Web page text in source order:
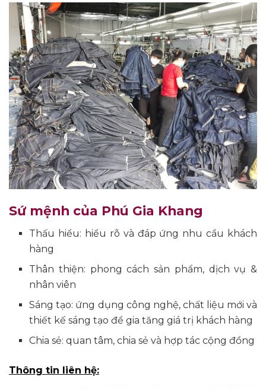
Sứ mệnh của Phú Gia Khang
Thấu hiểu: hiểu rõ và đáp ứng nhu cầu khách
hàng
Thân thiện: phong cách sản phẩm, dịch vụ &
nhân viên
Sáng tạo: ứng dụng công nghệ, chất liệu mới và
thiết kế sáng tạo để gia tăng giá trị khách hàng
Chia sẻ: quan tâm, chia sẻ và hợp tác cộng đồng
Thông tin liên hệ: